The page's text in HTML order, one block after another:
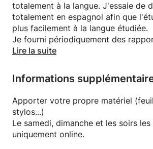
totalement à la langue. J'essaie de
totalement en espagnol afin que
plus facilement à la langue étudiée.
Je fourni périodiquement des
d’avancement.
de chaque étudiant.
Lire la suite
Informations
Apporter votre propre matériel
stylos...)
Le samedi, dimanche et les soirs
uniquement online.